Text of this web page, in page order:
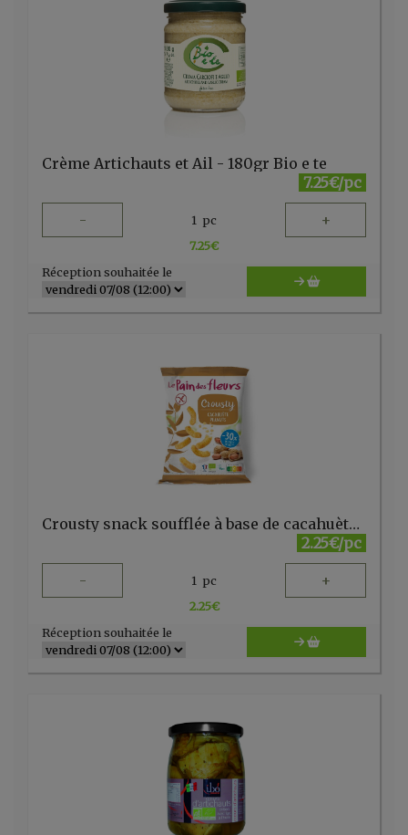
Crème Artichauts et Ail - 180gr Bio e te
7.25€/pc
- 1 pc +
7.25€
Réception souhaitée le
Crousty snack soufflée à base de cacahuètes et maïs 75 g LPDF
2.25€/pc
- 1 pc +
2.25€
Réception souhaitée le